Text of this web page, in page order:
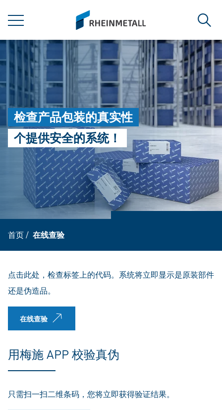
菜单
siteLogo
搜索
检查产品包装的真实性
个提供安全的系统！
首页/ 在线查验
点击此处，检查标签上的代码。系统将立即显示是原装部件
还是伪造品。
在线查验
用梅施 APP 校验真伪
只需扫一扫二维条码，您将立即获得验证结果。